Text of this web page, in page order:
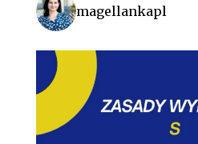
magellankapl